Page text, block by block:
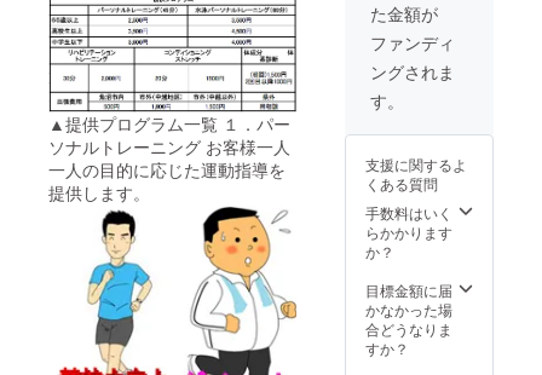
▲提供プログラム一覧 １．パー
ソナルトレーニング お客様一人
一人の目的に応じた運動指導を
提供します。
た金額が
ファンディ
ングされま
す。
支援に関するよ
くある質問
手数料はいく
らかかります
か？
目標金額に届
かなかった場
合どうなりま
すか？